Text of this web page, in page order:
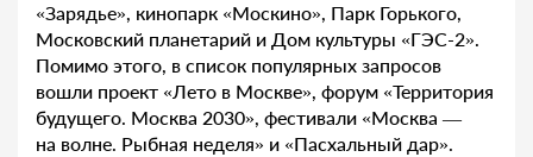
«Зарядье», кинопарк «Москино», Парк Горького,
Московский планетарий и Дом культуры «ГЭС-2».
Помимо этого, в список популярных запросов
вошли проект «Лето в Москве», форум «Территория
будущего. Москва 2030», фестивали «Москва —
на волне. Рыбная неделя» и «Пасхальный дар».